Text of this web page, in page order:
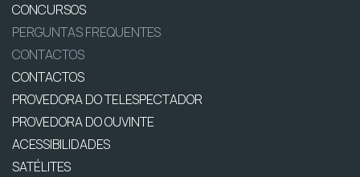
CONCURSOS
PERGUNTAS FREQUENTES
CONTACTOS
CONTACTOS
PROVEDORA DO TELESPECTADOR
PROVEDORA DO OUVINTE
ACESSIBILIDADES
SATÉLITES